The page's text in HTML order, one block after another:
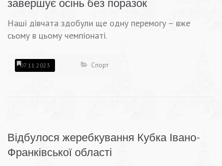
завершує осінь без поразок
Наші дівчата здобули ще одну перемогу – вже
сьому в цьому чемпіонаті.
07.11.2023 Спорт
Відбулося жеребкування Кубка Івано-
Франківської області